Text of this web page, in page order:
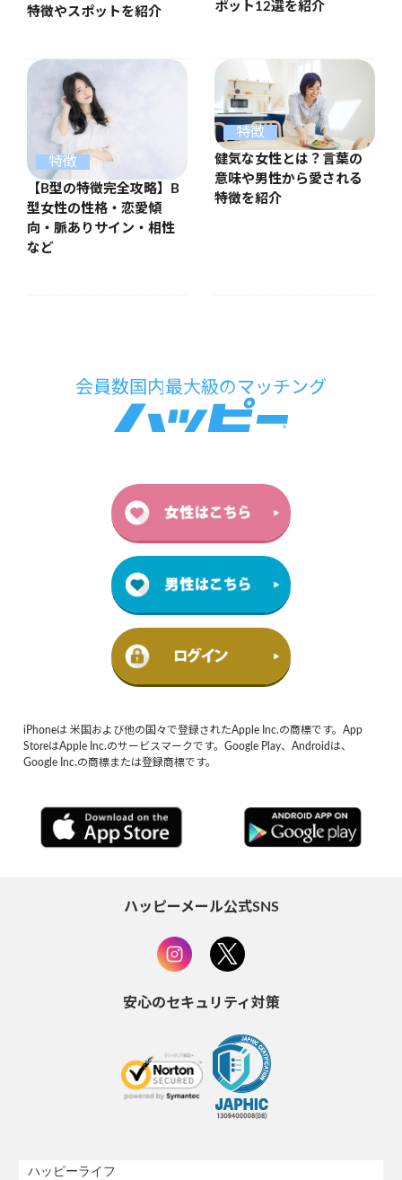
特徴やスポットを紹介 ポット12選を紹介
特徴
【B型の特徴完全攻略】B
型女性の性格・恋愛傾
向・脈ありサイン・相性
など
特徴
健気な女性とは？言葉の
意味や男性から愛される
特徴を紹介
iPhoneは 米国および他の国々で登録されたApple Inc.の商標です。App
StoreはApple Inc.のサービスマークです。Google Play、Androidは、
Google Inc.の商標または登録商標です。
ハッピーメール公式SNS
安心のセキュリティ対策
ハッピーライフ